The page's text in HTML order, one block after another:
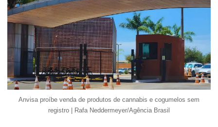
Anvisa proíbe venda de produtos de cannabis e cogumelos sem
registro | Rafa Neddermeyer/Agência Brasil